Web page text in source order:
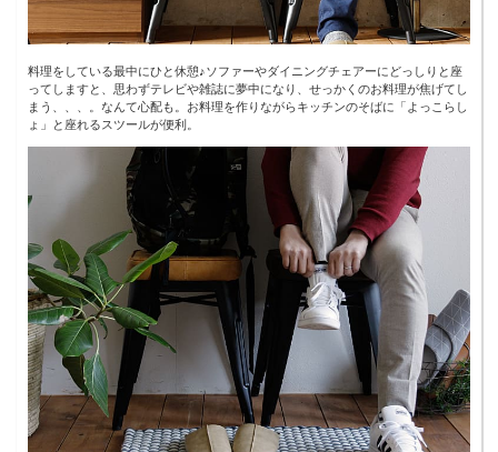
料理をしている最中にひと休憩♪ソファーやダイニングチェアーにどっしりと座
ってしますと、思わずテレビや雑誌に夢中になり、せっかくのお料理が焦げてし
まう、、、。なんて心配も。お料理を作りながらキッチンのそばに「よっこらし
ょ」と座れるスツールが便利。